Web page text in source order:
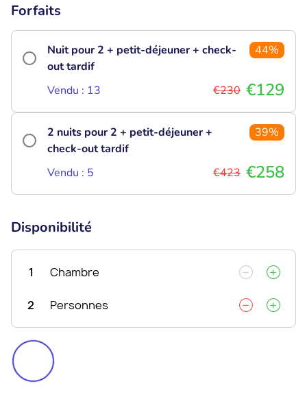
Forfaits
Nuit pour 2 + petit-déjeuner + check-
out tardif
44%
Vendu : 13 €230 €129
2 nuits pour 2 + petit-déjeuner +
check-out tardif
39%
Vendu : 5 €423 €258
Disponibilité
1 Chambre
2 Personnes